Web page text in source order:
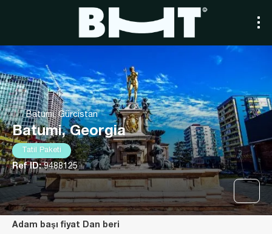
Batumi, Gürcistan
Batumi, Georgia
Tatil Paketi
Ref ID:9488125
Adam başı fiyat Dan beri